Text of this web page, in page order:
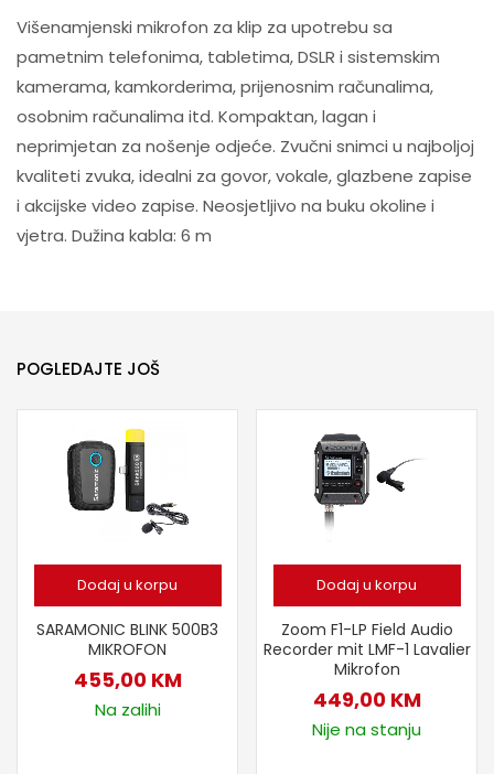
Višenamjenski mikrofon za klip za upotrebu sa
pametnim telefonima, tabletima, DSLR i sistemskim
kamerama, kamkorderima, prijenosnim računalima,
osobnim računalima itd. Kompaktan, lagan i
neprimjetan za nošenje odjeće. Zvučni snimci u najboljoj
kvaliteti zvuka, idealni za govor, vokale, glazbene zapise
i akcijske video zapise. Neosjetljivo na buku okoline i
vjetra. Dužina kabla: 6 m
POGLEDAJTE JOŠ
Dodaj u korpu
SARAMONIC BLINK 500B3
MIKROFON
455,00 KM
Na zalihi
Dodaj u korpu
Zoom F1-LP Field Audio
Recorder mit LMF-1 Lavalier
Mikrofon
449,00 KM
Nije na stanju